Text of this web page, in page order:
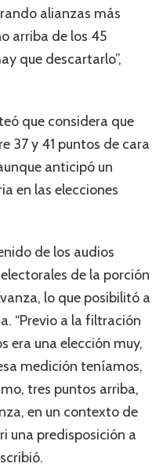
alianzas más
arriba de los 45
que descartarlo”,
que considera que
37 y 41 puntos de cara
anticipó un
en las elecciones
de los audios
de la porción
lo que posibilitó a
“Previo a la filtración
era una elección muy,
medición teníamos,
tres puntos arriba,
en un contexto de
una predisposición a